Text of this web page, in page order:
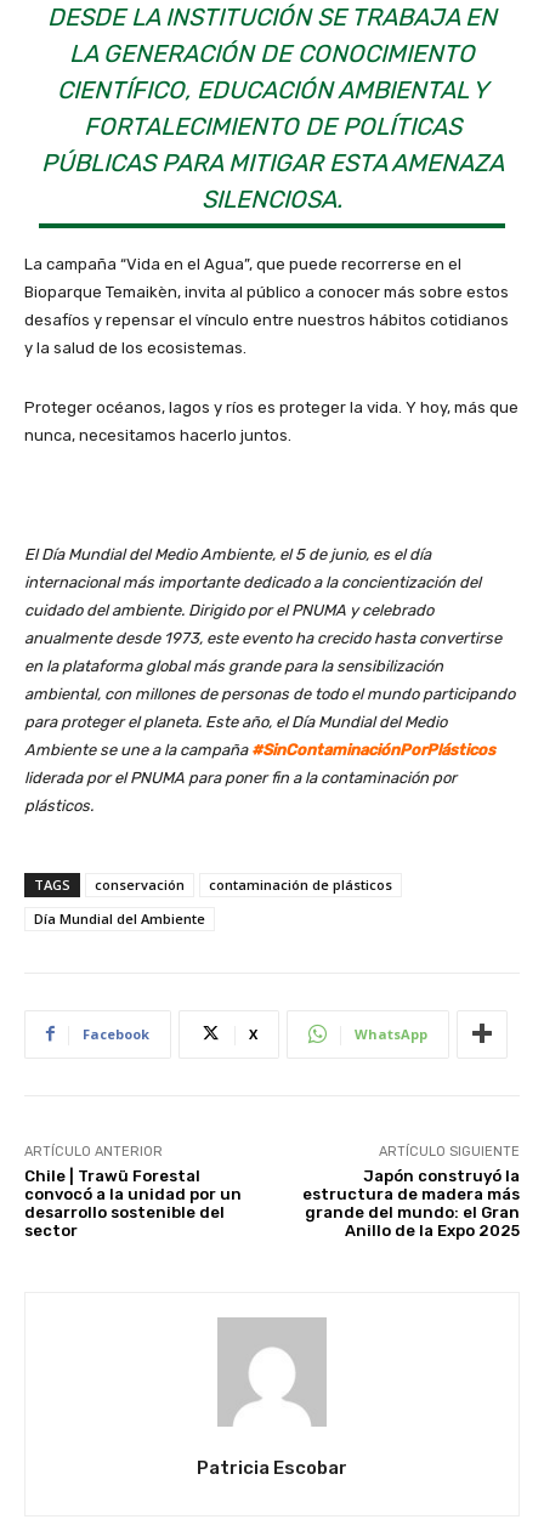
DESDE LA INSTITUCIÓN SE TRABAJA EN
LA GENERACIÓN DE CONOCIMIENTO
CIENTÍFICO, EDUCACIÓN AMBIENTAL Y
FORTALECIMIENTO DE POLÍTICAS
PÚBLICAS PARA MITIGAR ESTA AMENAZA
SILENCIOSA.
La campaña “Vida en el Agua”, que puede recorrerse en el
Bioparque Temaikèn, invita al público a conocer más sobre estos
desafíos y repensar el vínculo entre nuestros hábitos cotidianos
y la salud de los ecosistemas.
Proteger océanos, lagos y ríos es proteger la vida. Y hoy, más que
nunca, necesitamos hacerlo juntos.
El Día Mundial del Medio Ambiente, el 5 de junio, es el día
internacional más importante dedicado a la concientización del
cuidado del ambiente. Dirigido por el PNUMA y celebrado
anualmente desde 1973, este evento ha crecido hasta convertirse
en la plataforma global más grande para la sensibilización
ambiental, con millones de personas de todo el mundo participando
para proteger el planeta. Este año, el Día Mundial del Medio
Ambiente se une a la campaña #SinContaminaciónPorPlásticos
liderada por el PNUMA para poner fin a la contaminación por
plásticos.
TAGS conservación
contaminación de plásticos
Día Mundial del Ambiente
Facebook X WhatsApp
ARTÍCULO ANTERIOR
Chile | Trawü Forestal
convocó a la unidad por un
desarrollo sostenible del
sector
ARTÍCULO SIGUIENTE
Japón construyó la
estructura de madera más
grande del mundo: el Gran
Anillo de la Expo 2025
Patricia Escobar